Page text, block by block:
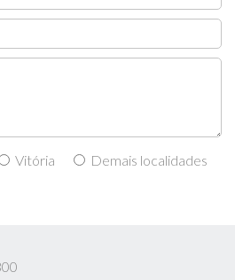
Vitória Demais localidades